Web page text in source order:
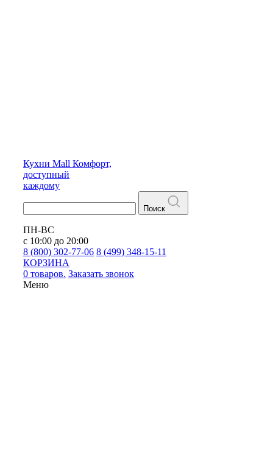
Кухни Mall Комфорт,
доступный
каждому
Поиск
ПН-ВС
с 10:00 до 20:00
8 (800) 302-77-06 8 (499) 348-15-11
КОРЗИНА
0 товаров. Заказать звонок
Меню